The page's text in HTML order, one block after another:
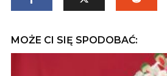
MOŻE CI SIĘ SPODOBAĆ: